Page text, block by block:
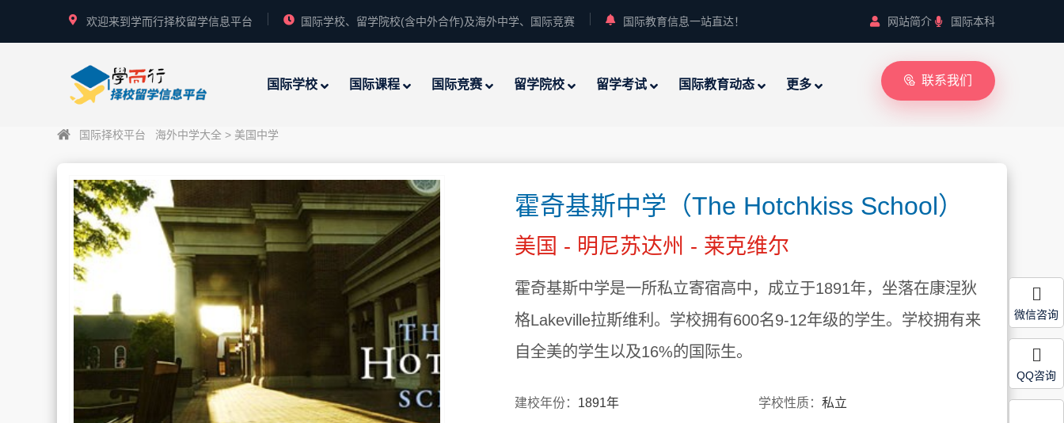
欢迎来到学而行择校留学信息平台 国际学校、留学院校(含中外合作)及海外中学、国际竞赛 国际教育信息一站直达！ 网站简介 国际本科
国际学校 国际课程 国际竞赛 留学院校 留学考试 国际教育动态 更多 联系我们
国际择校平台 海外中学大全 > 美国中学
霍奇基斯中学（The Hotchkiss School）
美国 - 明尼苏达州 - 莱克维尔
霍奇基斯中学是一所私立寄宿高中，成立于1891年，坐落在康涅狄
格Lakeville拉斯维利。学校拥有600名9-12年级的学生。学校拥有来
自全美的学生以及16%的国际生。
建校年份： 1891年 学校性质：私立
微信咨询
QQ咨询